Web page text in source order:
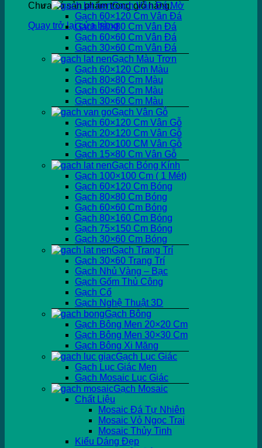
Chưa có sản phẩm trong giỏ hàng.
Quay trở lại cửa hàng
Gạch Vân Đá Mờ
Gạch 60×120 Cm Vân Đá
Gạch 80×80 Cm Vân Đá
Gạch 60×60 Cm Vân Đá
Gạch 30×60 Cm Vân Đá
Gạch Màu Trơn
Gạch 60×120 Cm Màu
Gạch 80×80 Cm Màu
Gạch 60×60 Cm Màu
Gạch 30×60 Cm Màu
Gạch Vân Gỗ
Gạch 60×120 Cm Vân Gỗ
Gạch 20×120 Cm Vân Gỗ
Gạch 20×100 CM Vân Gỗ
Gạch 15×80 Cm Vân Gỗ
Gạch Bóng Kính
Gạch 100×100 Cm ( 1 Mét)
Gạch 60×120 Cm Bóng
Gạch 80×80 Cm Bóng
Gạch 60×60 Cm Bóng
Gạch 80×160 Cm Bóng
Gạch 75×150 Cm Bóng
Gạch 30×60 Cm Bóng
Gạch Trang Trí
Gạch 30×60 Trang Trí
Gạch Nhủ Vàng – Bạc
Gạch Gốm Thủ Công
Gạch Cổ
Gạch Nghệ Thuật 3D
Gạch Bông
Gạch Bông Men 20×20 Cm
Gạch Bông Men 30×30 Cm
Gạch Bông Xi Măng
Gạch Lục Giác
Gạch Lục Giác Men
Gạch Mosaic Lục Giác
Gạch Mosaic
Chất Liệu
Mosaic Đá Tự Nhiên
Mosaic Vỏ Ngọc Trai
Mosaic Thủy Tinh
Kiểu Dáng Đẹp